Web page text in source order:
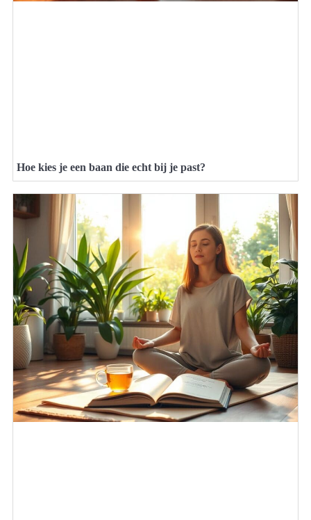
Hoe kies je een baan die echt bij je past?